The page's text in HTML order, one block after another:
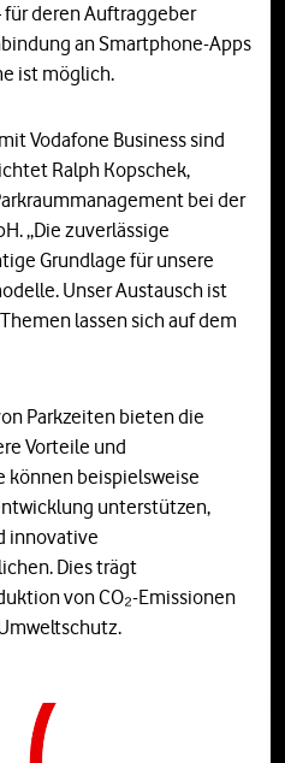
deren Auftraggeber
an Smartphone-Apps
ist möglich.
Vodafone Business sind
Ralph Kopschek,
bei der
„Die zuverlässige
Grundlage für unsere
Unser Austausch ist
lassen sich auf dem
Parkzeiten bieten die
Vorteile und
können beispielsweise
unterstützen,
innovative
Dies trägt
von CO₂-Emissionen